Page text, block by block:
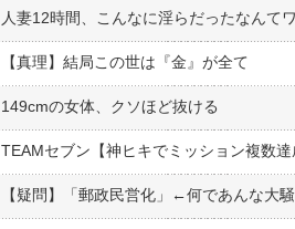
人妻12時間、こんなに淫らだったなんて
【真理】結局この世は『金』が全て
149cmの女体、クソほど抜ける
TEAMセブン【神ヒキでミッション複数達
【疑問】「郵政民営化」←何であんな大